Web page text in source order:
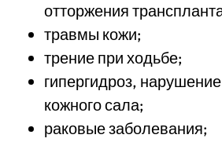
отторжения
травмы кожи;
трение при ходьбе;
гипергидроз,
кожного сала;
раковые заболевания;